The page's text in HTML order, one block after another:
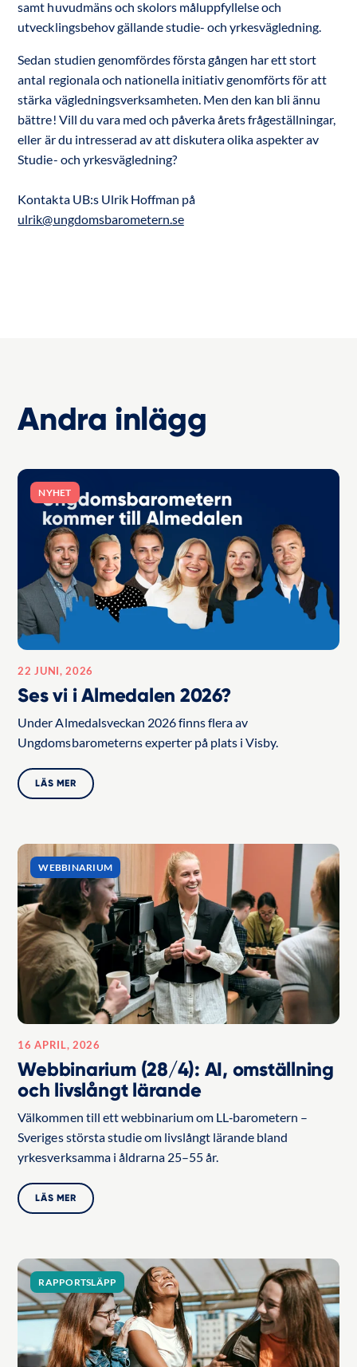
samt huvudmäns och skolors måluppfyllelse och
utvecklingsbehov gällande studie- och yrkesvägledning.
Sedan studien genomfördes första gången har ett stort
antal regionala och nationella initiativ genomförts för att
stärka vägledningsverksamheten. Men den kan bli ännu
bättre! Vill du vara med och påverka årets frågeställningar,
eller är du intresserad av att diskutera olika aspekter av
Studie- och yrkesvägledning?
Kontakta UB:s Ulrik Hoffman på
ulrik@ungdomsbarometern.se
Andra inlägg
NYHET
22 JUNI, 2026
Ses vi i Almedalen 2026?
Under Almedalsveckan 2026 finns flera av
Ungdomsbarometerns experter på plats i Visby.
LÄS MER
WEBBINARIUM
16 APRIL, 2026
Webbinarium (28/4): AI, omställning
och livslångt lärande
Välkommen till ett webbinarium om LL‑barometern –
Sveriges största studie om livslångt lärande bland
yrkesverksamma i åldrarna 25–55 år.
LÄS MER
RAPPORTSLÄPP